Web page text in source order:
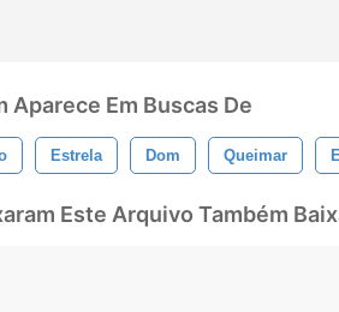
Aparece Em Buscas De
Estrela Dom Queimar
Este Arquivo Também